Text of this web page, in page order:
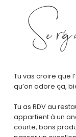
Se
Tu vas croire que
qu’on adore ça,
Tu as RDV au
appartient à un
courte, bons